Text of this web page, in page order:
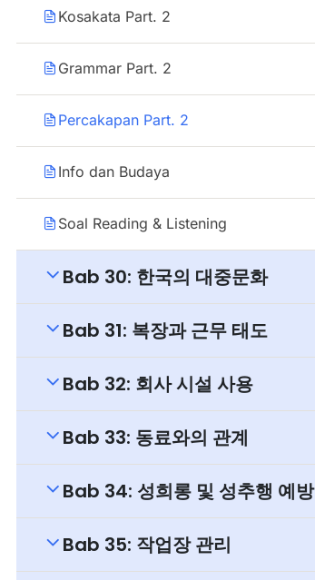
Kosakata Part. 2
Grammar Part. 2
Percakapan Part. 2
Info dan Budaya
Soal Reading & Listening
Bab 30: 한국의 대중문화
Bab 31: 복장과 근무 태도
Bab 32: 회사 시설 사용
Bab 33: 동료와의 관계
Bab 34: 성희롱 및 성추행 예방
Bab 35: 작업장 관리